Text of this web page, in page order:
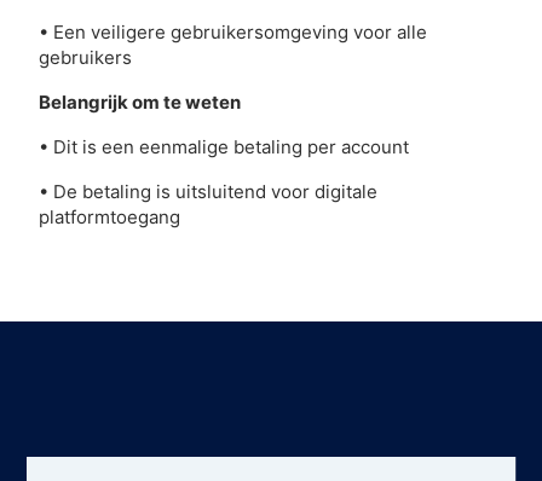
• Een veiligere gebruikersomgeving voor alle
gebruikers
Belangrijk om te weten
• Dit is een eenmalige betaling per account
• De betaling is uitsluitend voor digitale
platformtoegang